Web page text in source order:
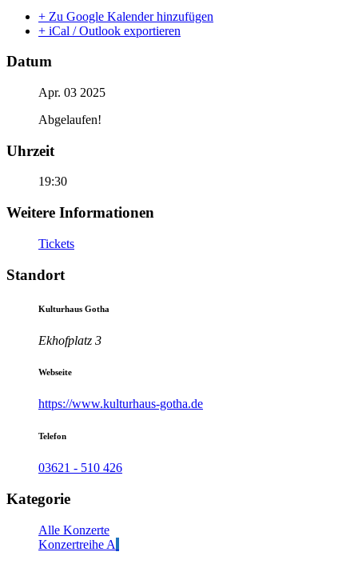
+ Zu Google Kalender hinzufügen
+ iCal / Outlook exportieren
Datum
Apr. 03 2025
Abgelaufen!
Uhrzeit
19:30
Weitere Informationen
Tickets
Standort
Kulturhaus Gotha
Ekhofplatz 3
Webseite
https://www.kulturhaus-gotha.de
Telefon
03621 - 510 426
Kategorie
Alle Konzerte
Konzertreihe A